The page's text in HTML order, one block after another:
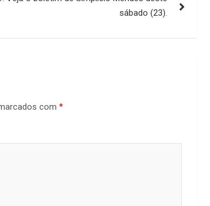
sábado (23).
com *